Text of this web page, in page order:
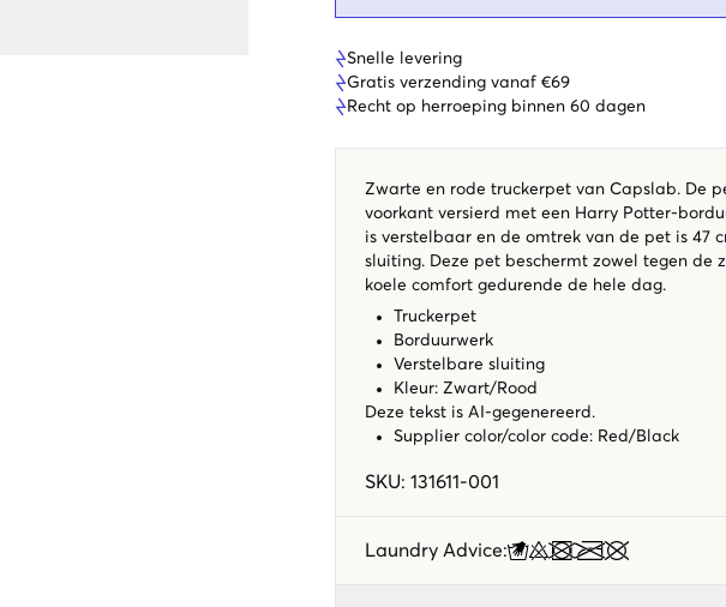
Snelle levering
Gratis verzending vanaf €69
Recht op herroeping binnen 60 dagen
Zwarte en rode truckerpet van Capslab. De
voorkant versierd met een Harry Potter-
is verstelbaar en de omtrek van de pet is 47
sluiting. Deze pet beschermt zowel tegen de
koele comfort gedurende de hele dag.
Truckerpet
Borduurwerk
Verstelbare sluiting
Kleur: Zwart/Rood
Deze tekst is AI-gegenereerd.
Supplier color/color code: Red/Black
SKU: 131611-001
Laundry Advice: